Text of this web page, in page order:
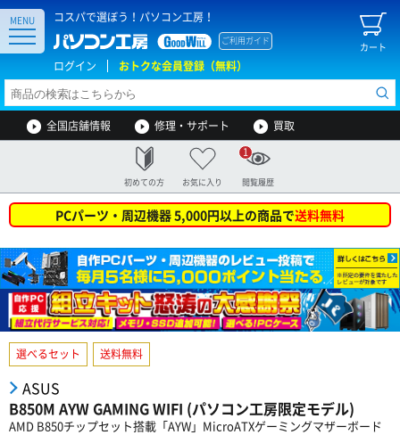
コスパで選ぼう！パソコン工房！
カート
ご利用ガイド
ログイン おトクな会員登録（無料）
MENU
全国店舗情報 修理・サポート 買取
初めての方 お気に入り 閲覧履歴
1
PCパーツ・周辺機器 5,000円以上の商品で送料無料
選べるセット 送料無料
ASUS
B850M AYW GAMING WIFI (パソコン工房限定モデル)
AMD B850チップセット搭載「AYW」MicroATXゲーミングマザーボード